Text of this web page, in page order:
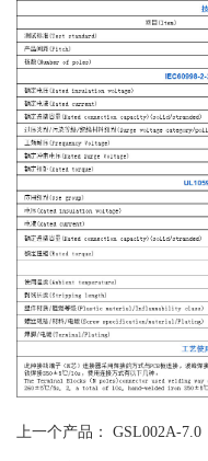
上一个产品： GSL002A-7.0